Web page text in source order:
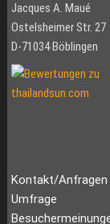
Jacques A. Maué
Ostelsheimer Str. 27
D-71034 Böblingen
Kontakt/Anfragen
Umfrage